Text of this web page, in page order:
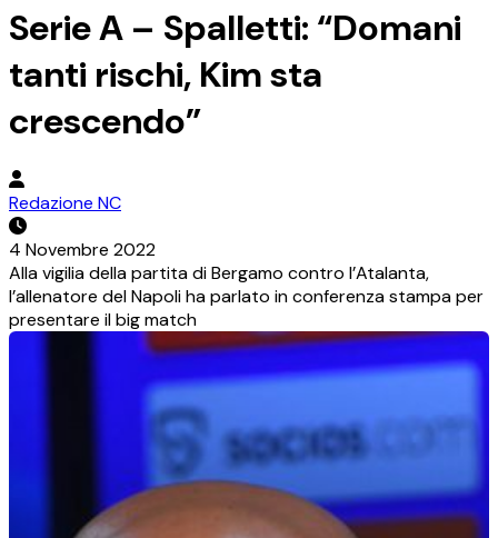
Serie A – Spalletti: “Domani
tanti rischi, Kim sta
crescendo”
Redazione NC
4 Novembre 2022
Alla vigilia della partita di Bergamo contro l’Atalanta,
l’allenatore del Napoli ha parlato in conferenza stampa per
presentare il big match